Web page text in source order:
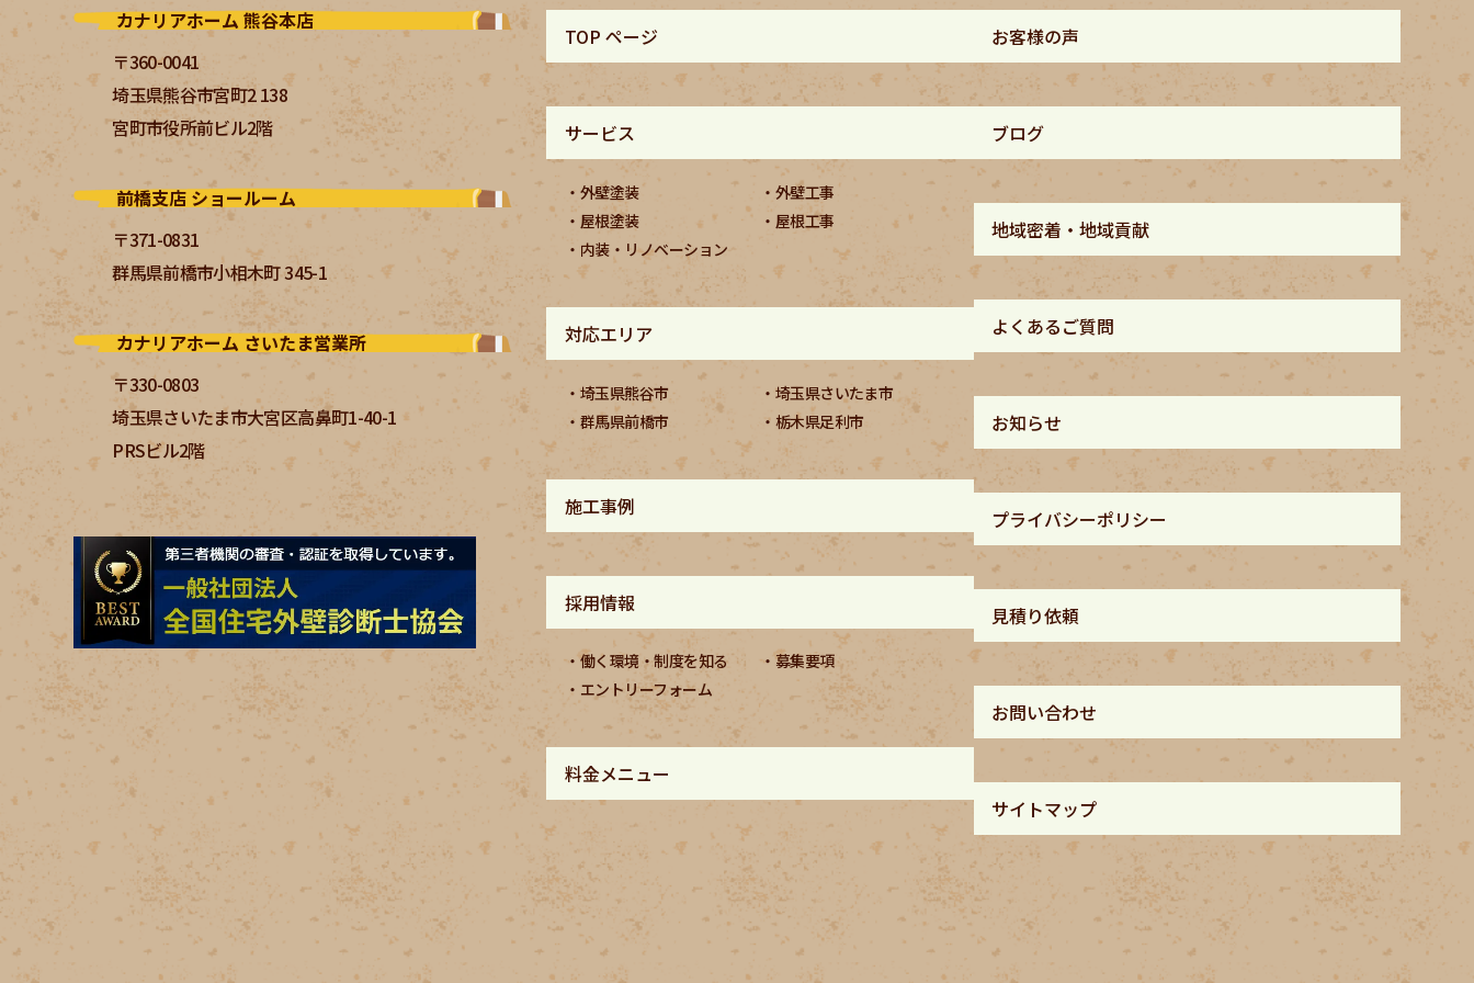
カナリアホーム 熊谷本店
〒360-0041
埼玉県熊谷市宮町2 138
宮町市役所前ビル2階
前橋支店 ショールーム
〒371-0831
群馬県前橋市小相木町 345-1
カナリアホーム さいたま営業所
〒330-0803
埼玉県さいたま市大宮区高鼻町1-40-1
PRSビル2階
TOP ページ
サービス
外壁塗装
外壁工事
屋根塗装
屋根工事
内装・リノベーション
対応エリア
埼玉県熊谷市
埼玉県さいたま市
群馬県前橋市
栃木県足利市
施工事例
採用情報
働く環境・制度を知る
募集要項
エントリーフォーム
料金メニュー
お客様の声
ブログ
地域密着・地域貢献
よくあるご質問
お知らせ
プライバシーポリシー
見積り依頼
お問い合わせ
サイトマップ